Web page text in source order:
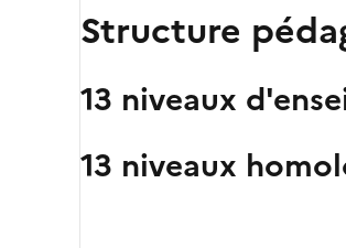
Structure
13 niveaux
13 niveaux